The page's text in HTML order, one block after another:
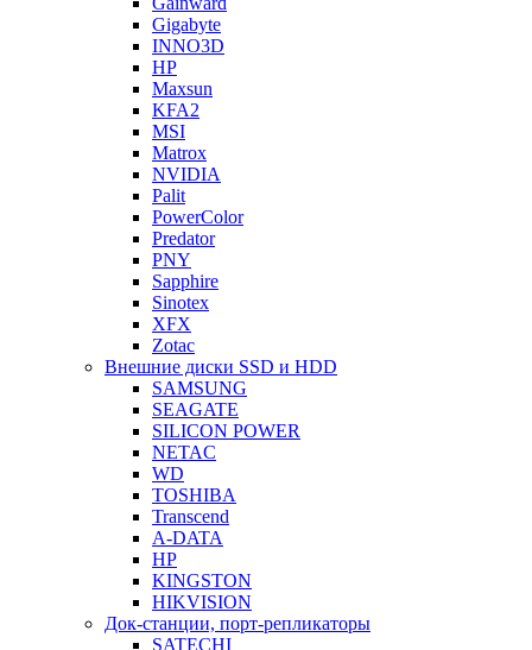
Gigabyte
INNO3D
HP
Maxsun
KFA2
MSI
Matrox
NVIDIA
Palit
PowerColor
Predator
PNY
Sapphire
Sinotex
XFX
Zotac
Внешние диски SSD и HDD
SAMSUNG
SEAGATE
SILICON POWER
NETAC
WD
TOSHIBA
Transcend
A-DATA
HP
KINGSTON
HIKVISION
Док-станции, порт-репликаторы
SATECHI